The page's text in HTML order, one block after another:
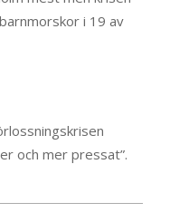
i 19 av
och mer pressat”.